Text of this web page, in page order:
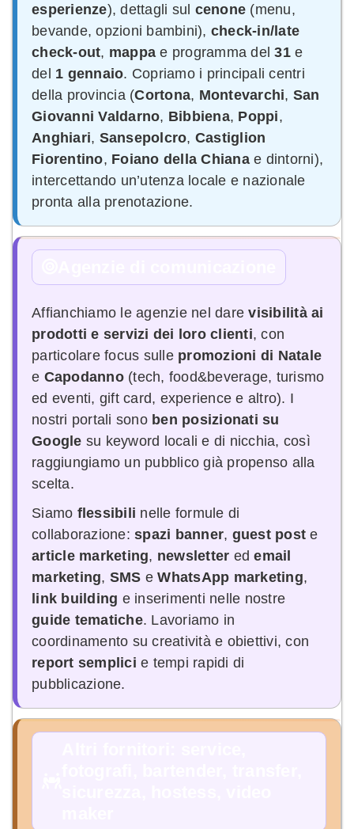
esperienze), dettagli sul cenone (menu,
bevande, opzioni bambini), check-in/late
check-out, mappa e programma del31e
del 1 gennaio. Copriamo i principali centri
della provincia (Cortona, Montevarchi, San
Giovanni Valdarno, Bibbiena, Poppi,
Anghiari, Sansepolcro, Castiglion
Fiorentino, Foiano della Chianae dintorni),
intercettando un’utenza locale e nazionale
pronta alla prenotazione.
Affianchiamo le agenzie nel darevisibilità ai
prodotti e servizi dei loro clienti, con
particolare focus sulle promozioni di Natale
e Capodanno(tech, food&beverage, turismo
ed eventi, gift card, experience e altro). I
nostri portali sono ben posizionati su
Google su keyword locali e di nicchia, così
raggiungiamo un pubblico già propenso alla
scelta.
Siamo flessibili nelle formule di
collaborazione: spazi banner, guest post e
article marketing, newsletter edemail
marketing, SMS eWhatsApp marketing,
link building e inserimenti nelle nostre
guide tematiche. Lavoriamo in
coordinamento su creatività e obiettivi, con
report semplici e tempi rapidi di
pubblicazione.